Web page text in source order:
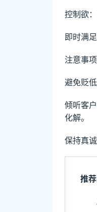
控制欲
即时满
注意事项
避免贬
倾听客
化解。
保持真
推荐